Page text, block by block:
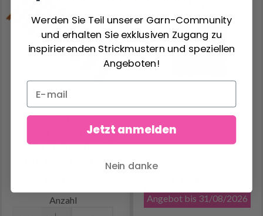
HOBBYARTS
NADELSPIEL-SET,
DUNKLER BAMBUS, 15
GRÖSSEN, 20 CM
Anzahl
LINDEHOBBY BEADS
Angebot bis 31/08/2026
Werden Sie Teil unserer Garn-Community
und erhalten Sie exklusiven Zugang zu
inspirierenden Strickmustern und speziellen
Angeboten!
Jetzt anmelden
Nein danke